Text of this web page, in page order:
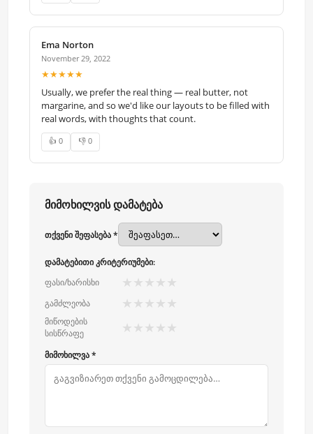
Ema Norton
November 29, 2022
★★★★★
Usually, we prefer the real thing — real butter, not
margarine, and so we'd like our layouts to be filled with
real words, with thoughts that count.
👍 0 👎 0
მიმოხილვის დამატება
თქვენი შეფასება *
დამატებითი კრიტერიუმები:
ფასი/ხარისხი
★ ★ ★ ★ ★
გამძლეობა ★ ★ ★ ★ ★
მიწოდების
სისწრაფე
★ ★ ★ ★ ★
მიმოხილვა *